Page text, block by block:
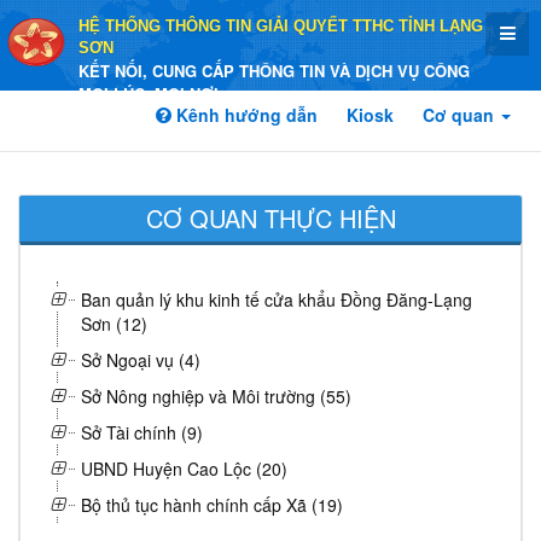
HỆ THỐNG THÔNG TIN GIẢI QUYẾT TTHC TỈNH LẠNG
SƠN
KẾT NỐI, CUNG CẤP THÔNG TIN VÀ DỊCH VỤ CÔNG
MỌI LÚC, MỌI NƠI
Kênh hướng dẫn Kiosk Cơ quan
CƠ QUAN THỰC HIỆN
Ban quản lý khu kinh tế cửa khẩu Đồng Đăng-Lạng
Sơn (12)
Sở Ngoại vụ (4)
Sở Nông nghiệp và Môi trường (55)
Sở Tài chính (9)
UBND Huyện Cao Lộc (20)
Bộ thủ tục hành chính cấp Xã (19)